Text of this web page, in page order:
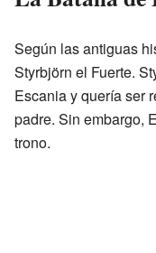
Según las antiguas
Styrbjörn el Fuerte.
Escania y quería ser
padre. Sin embargo,
trono.